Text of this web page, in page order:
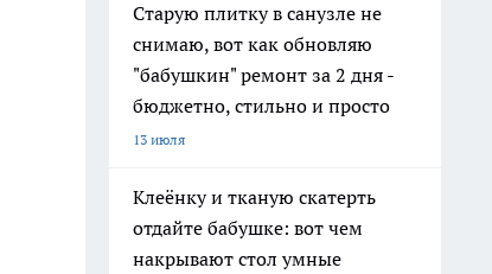
Старую плитку в санузле не
снимаю, вот как обновляю
"бабушкин" ремонт за 2 дня -
бюджетно, стильно и просто
13 июля
Клеёнку и тканую скатерть
отдайте бабушке: вот чем
накрывают стол умные